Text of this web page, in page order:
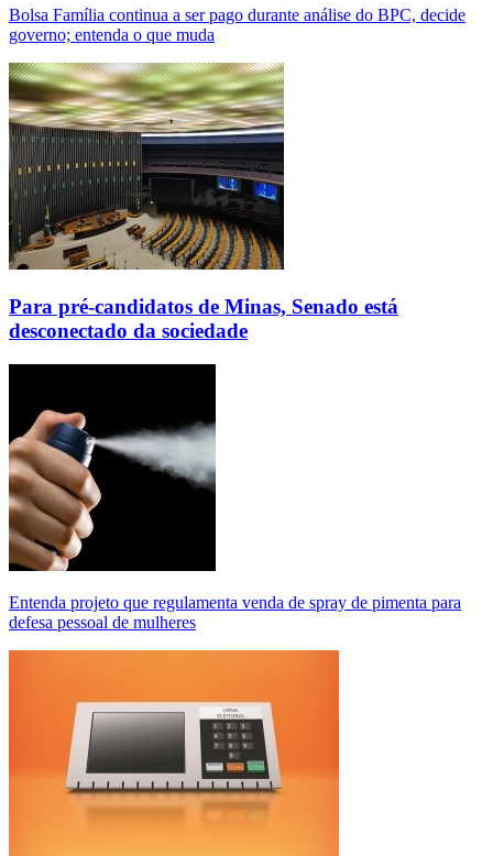
Bolsa Família continua a ser pago durante análise do BPC, decide
governo; entenda o que muda
Para pré-candidatos de Minas, Senado está
desconectado da sociedade
Entenda projeto que regulamenta venda de spray de pimenta para
defesa pessoal de mulheres